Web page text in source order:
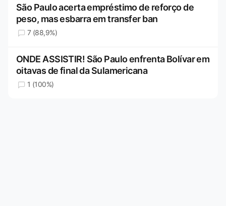
São Paulo acerta empréstimo de reforço de
peso, mas esbarra em transfer ban
7 (88,9%)
ONDE ASSISTIR! São Paulo enfrenta Bolívar em
oitavas de final da Sulamericana
1 (100%)